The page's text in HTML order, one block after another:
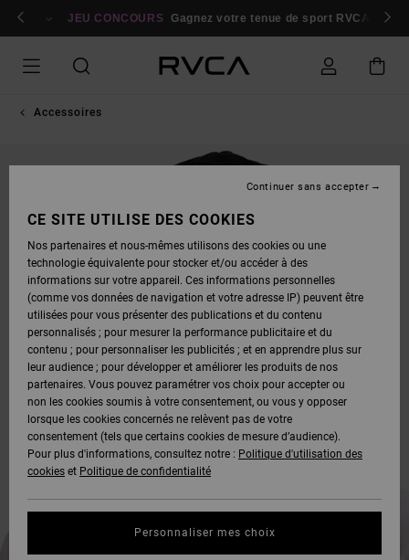
Se connecter / s'inscrire
JEU CONCOURS Gagnez votre tenue de sport RVCA
Accessoires
CE SITE UTILISE DES COOKIES
Nos partenaires et nous-mêmes utilisons des cookies ou une
technologie équivalente pour stocker et/ou accéder à des
informations sur votre appareil. Ces informations personnelles
(comme vos données de navigation et votre adresse IP) peuvent être
utilisées pour vous présenter des publications et du contenu
personnalisés ; pour mesurer la performance publicitaire et du
contenu ; pour personnaliser les publicités ; et en apprendre plus sur
leur audience ; pour développer et améliorer les produits de nos
partenaires. Vous pouvez paramétrer vos choix pour accepter ou
non les cookies soumis à votre consentement, ou vous y opposer
lorsque les cookies concernés ne relèvent pas de votre
consentement (tels que certains cookies de mesure d’audience).
Pour plus d'informations, consultez notre : Politique d'utilisation des
cookies et Politique de confidentialité
Personnaliser mes choix
Continuer sans accepter